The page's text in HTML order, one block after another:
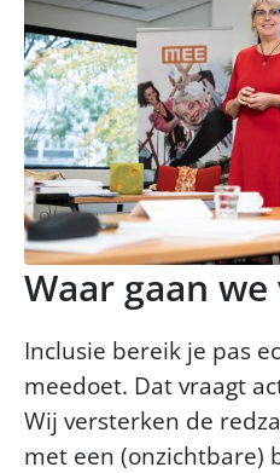
Waar gaan
Inclusie bereik je pas
meedoet. Dat vraagt
Wij versterken de
met een (onzichtbare)